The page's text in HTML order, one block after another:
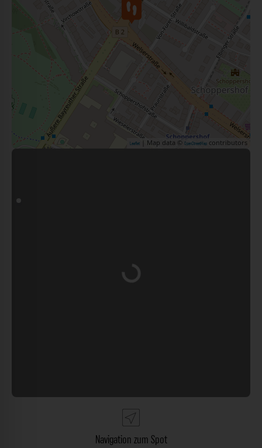
Leaflet | Map data © OpenStreetMap contributors
Wird geladen …
Navigation zum Spot